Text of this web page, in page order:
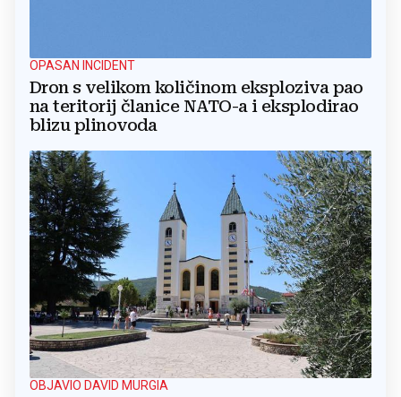
OPASAN INCIDENT
Dron s velikom količinom eksploziva pao
na teritorij članice NATO-a i eksplodirao
blizu plinovoda
OBJAVIO DAVID MURGIA